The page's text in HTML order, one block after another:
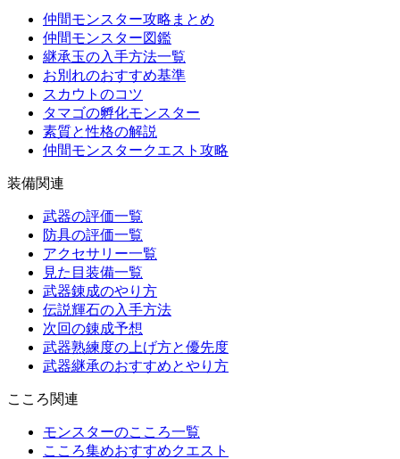
仲間モンスター攻略まとめ
仲間モンスター図鑑
継承玉の入手方法一覧
お別れのおすすめ基準
スカウトのコツ
タマゴの孵化モンスター
素質と性格の解説
仲間モンスタークエスト攻略
装備関連
武器の評価一覧
防具の評価一覧
アクセサリー一覧
見た目装備一覧
武器錬成のやり方
伝説輝石の入手方法
次回の錬成予想
武器熟練度の上げ方と優先度
武器継承のおすすめとやり方
こころ関連
モンスターのこころ一覧
こころ集めおすすめクエスト